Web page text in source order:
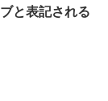
と表記される